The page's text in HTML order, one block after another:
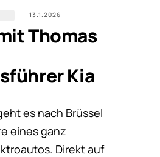
13.1.2026
Thomas
Kia
es nach Brüssel
eines ganz
Direkt auf